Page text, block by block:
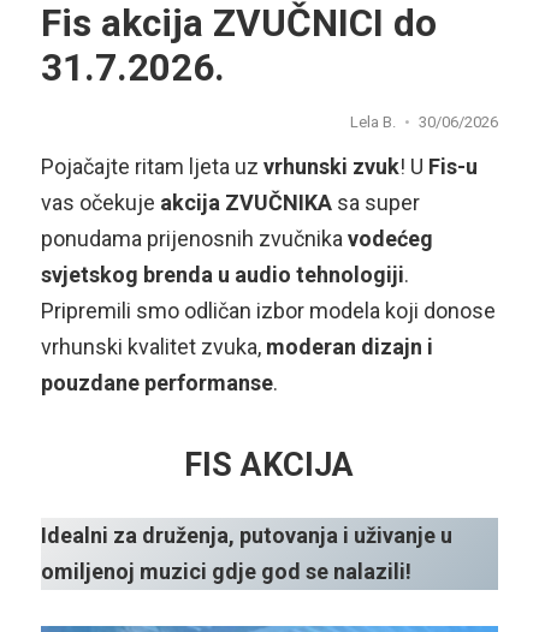
Fis akcija ZVUČNICI do
31.7.2026.
Lela B. 30/06/2026
Pojačajte ritam ljeta uz vrhunski zvuk! U Fis-u
vas očekuje akcija ZVUČNIKAsa super
ponudama prijenosnih zvučnikavodećeg
svjetskog brenda u audio tehnologiji.
Pripremili smo odličan izbor modela koji donose
vrhunski kvalitet zvuka, moderan dizajn i
pouzdane performanse.
FIS AKCIJA
Idealni za druženja, putovanja i uživanje u
omiljenoj muzici gdje god se nalazili!